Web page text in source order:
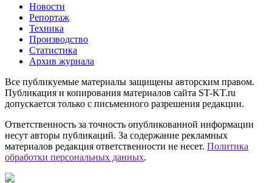
Новости
Репортаж
Техника
Производство
Статистика
Архив журнала
Все публикуемые материалы защищены авторским правом.
Публикация и копирования материалов сайта ST-KT.ru
допускается только с письменного разрешения редакции.
Ответственность за точность опубликованной информации
несут авторы публикаций. За содержание рекламных
материалов редакция ответственности не несет. Политика
обработки персональных данных.